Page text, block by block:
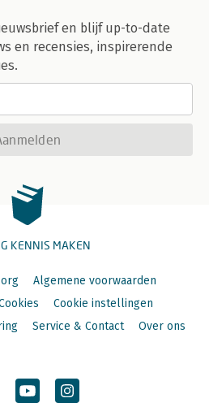
en blijf up-to-date
en recensies, inspirerende
KENNIS MAKEN
Algemene voorwaarden
Cookie instellingen
Service & Contact Over ons